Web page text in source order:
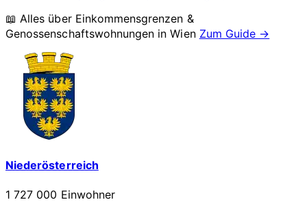
📖 Alles über Einkommensgrenzen &
Genossenschaftswohnungen inWien Zum Guide →
Niederösterreich
1 727 000 Einwohner